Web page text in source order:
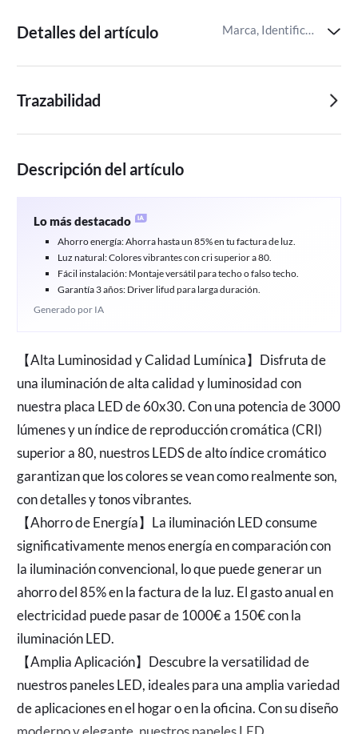
Detalles del artículo Marca, Identificador del artículo de Miravia
Trazabilidad
Descripción del artículo
Lo más destacado
Ahorro energía: Ahorra hasta un 85% en tu factura de luz.
Luz natural: Colores vibrantes con cri superior a 80.
Fácil instalación: Montaje versátil para techo o falso techo.
Garantía 3 años: Driver lifud para larga duración.
Generado por IA
【Alta Luminosidad y Calidad Lumínica】Disfruta de
una iluminación de alta calidad y luminosidad con
nuestra placa LED de 60x30. Con una potencia de 3000
lúmenes y un índice de reproducción cromática (CRI)
superior a 80, nuestros LEDS de alto índice cromático
garantizan que los colores se vean como realmente son,
con detalles y tonos vibrantes.
【Ahorro de Energía】La iluminación LED consume
significativamente menos energía en comparación con
la iluminación convencional, lo que puede generar un
ahorro del 85% en la factura de la luz. El gasto anual en
electricidad puede pasar de 1000€ a 150€ con la
iluminación LED.
【Amplia Aplicación】Descubre la versatilidad de
nuestros paneles LED, ideales para una amplia variedad
de aplicaciones en el hogar o en la oficina. Con su diseño